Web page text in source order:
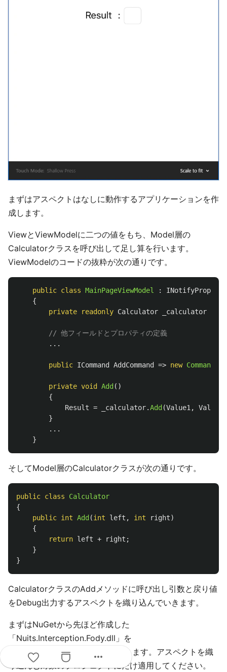
まずはアスペクトはなしに動作するアプリケーションを作
成します。
ViewとViewModelに二つの値をもち、Model層の
Calculatorクラスを呼び出して足し算を行います。
ViewModelのコードの抜粋が次の通りです。
public class MainPageViewModel :
{
private
readonly Calculator _calculator
// 他フィールドとプロパティの定義
...
public ICommand AddCommand => new Command
private void Add ()
{
Result = _calculator.Add (Value1, Value2
}
...
}
そしてModel層のCalculatorクラスが次の通りです。
public class
Calculator
{
public int Add (int left , int right)
{
return left + right ;
}
}
CalculatorクラスのAddメソッドに呼び出し引数と戻り値
をDebug出力するアスペクトを織り込んでいきます。
まずはNuGetから先ほど作成した
「Nuits.Interception.Fody.dll」を
InterceptionApp.Modelsに適用します。アスペクトを織
り込んむ対象のプロジェクトにだけ適用してください。
more_horiz